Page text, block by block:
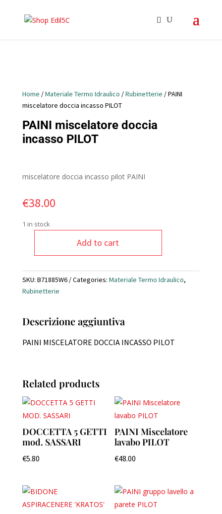
Home /Materiale Termo Idraulico /Rubinetterie / PAINI
miscelatore doccia incasso PILOT
PAINI miscelatore doccia
incasso PILOT
miscelatore doccia incasso pilot PAINI
€38.00
1 in stock
doccia
incasso
PILOT
Add to cart
SKU: B71885W6 Categories: Materiale Termo Idraulico,
Rubinetterie
Descrizione aggiuntiva
PAINI MISCELATORE DOCCIA INCASSO PILOT
Related products
DOCCETTA 5 GETTI
mod. SASSARI
€5.80
PAINI Miscelatore
lavabo PILOT
€48.00